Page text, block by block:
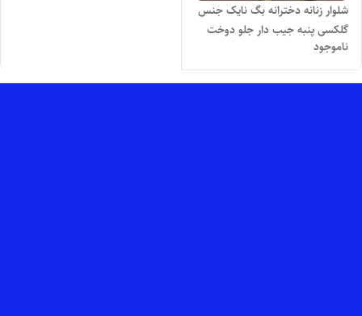
شلوار زنانه دخترانه بگ نایک جنس
گلکسی پنبه جیب دار جلو دوخت
کمر بند دار تنخور شیک و دوست
داشتنی
ناموجود